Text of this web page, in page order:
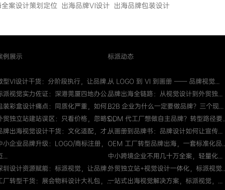
案设计策划定位 出海品牌VI设计 出海品牌包装设计
例展示
型VI设计干货：分阶段执行，让品牌...
派视觉实力佐证：深港莞厦四地办公...
装彩盒设计痛点：同质化严重，如何...
贸独立站建站误区：只看价格，忽略S...
牌出海视觉设计干货：文化适配，才...
小企业品牌升级：LOGO/商标注册，
...
圳设计资源赋能：标派视觉，让品牌...
厂转型干货：展会物料设计大礼包，...
标派动态
从 LOGO 到 VI 到画册 —— 品牌视觉...
品牌出海全链路：从视觉设计到外贸独...
B2B 企业为什么一定要做品牌？三个现...
ODM 代工厂想做自主品牌？转型路径要
从画册到品牌书：品牌设计如何让宣传...
OEM 工厂转型品牌出海，一套标准化品
中小跨境企业不用几十万全案，轻量化...
外贸独立站+视觉设计一体化，标派视觉
一站式出海视觉解决方案，标派视觉，...